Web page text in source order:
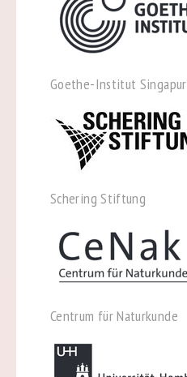
Goethe-Institut Singapur
Schering Stiftung
Centrum für Naturkunde